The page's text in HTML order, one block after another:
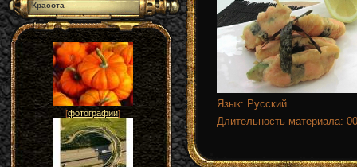
Красота
[фотографии]
Язык: Русский
Длительность материала: